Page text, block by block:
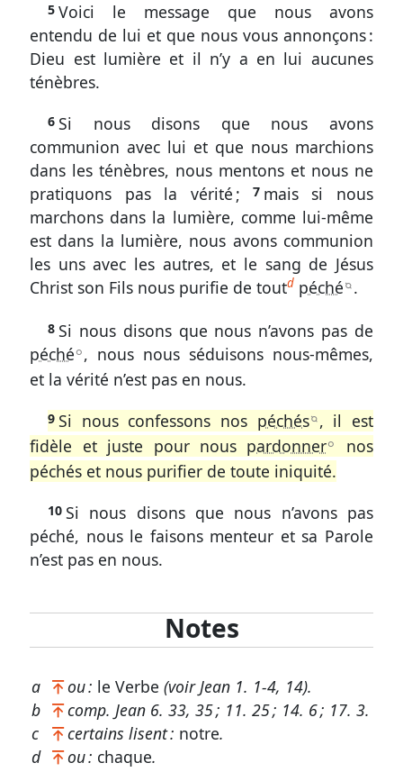
5 Voici le message que nous avons
entendu de lui et que nous vous annonçons :
Dieu est lumière et il n’y a en lui aucunes
ténèbres.
6 Si nous disons que nous avons
communion avec lui et que nous marchions
dans les ténèbres, nous mentons et nous ne
pratiquons pas la vérité ;
7 mais si nous
marchons dans la lumière, comme lui-même
est dans la lumière, nous avons communion
les uns avec les autres, et le sang de Jésus
Christ son Fils nous purifie de toutd péché B .
8 Si nous disons que nous n’avons pas de
péché A , nous nous séduisons nous-mêmes,
et la vérité n’est pas en nous.
9 Si nous confessons nos péchésB , il est
fidèle et juste pour nous pardonnerA
nos
péchés et nous purifier de toute iniquité.
10 Si nous disons que nous n’avons pas
péché, nous le faisons menteur et sa Parole
n’est pas en nous.
Notes
a ou : le Verbe (voirJean 1. 1-4, 14).
b
comp.Jean 6. 33, 35; 11. 25; 14. 6; 17. 3.
c
certains lisent : notre.
d
ou : chaque.
Sondez
les
Écritures
1
Jean
1.
1-
5
La
vie
divine
en
dans
les
1
Jean
10
divine
et
dans
croyants